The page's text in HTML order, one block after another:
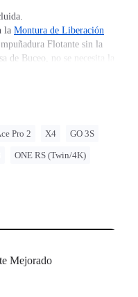
la Montura de Liberación
Flotante sin la
de Buceo, no se necesita la
una Montura Magnética
3S/Ultra se utiliza con una
Montura Magnética de
Pro 2 X4 GO 3S
ONE RS (Twin/4K)
Mejorado